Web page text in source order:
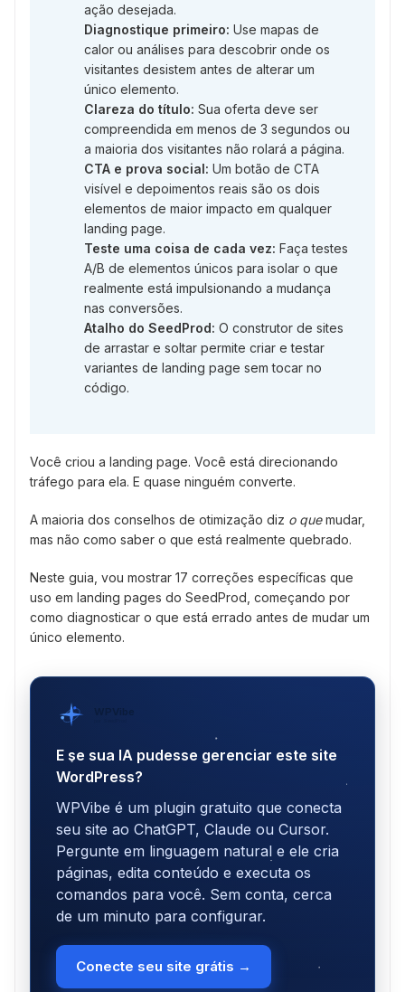
ação desejada.
Diagnostique primeiro: Use mapas de
calor ou análises para descobrir onde os
visitantes desistem antes de alterar um
único elemento.
Clareza do título: Sua oferta deve ser
compreendida em menos de 3 segundos ou
a maioria dos visitantes não rolará a página.
CTA e prova social: Um botão de CTA
visível e depoimentos reais são os dois
elementos de maior impacto em qualquer
landing page.
Teste uma coisa de cada vez: Faça testes
A/B de elementos únicos para isolar o que
realmente está impulsionando a mudança
nas conversões.
Atalho do SeedProd: O construtor de sites
de arrastar e soltar permite criar e testar
variantes de landing page sem tocar no
código.
Você criou a landing page. Você está direcionando
tráfego para ela. E quase ninguém converte.
A maioria dos conselhos de otimização diz o quemudar,
mas não como saber o que está realmente quebrado.
Neste guia, vou mostrar 17 correções específicas que
uso em landing pages do SeedProd, começando por
como diagnosticar o que está errado antes de mudar um
único elemento.
WPVibe
E se sua IA pudesse gerenciar este site
WordPress?
WPVibe é um plugin gratuito que conecta
seu site ao ChatGPT, Claude ou Cursor.
Pergunte em linguagem natural e ele cria
páginas, edita conteúdo e executa os
comandos para você. Sem conta, cerca
de um minuto para configurar.
Conecte seu site grátis →